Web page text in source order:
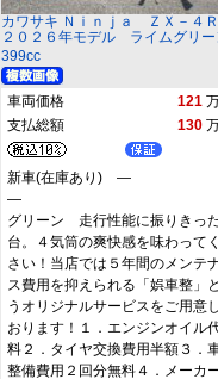
カワサキ Ｎｉｎｊａ ＺＸ－
２０２６年モデル ライムグリー
399cc
車両価格 121
支払総額
130
新車(在庫あり) ―
―
グリーン 走行性能に振りきっ
台。４気筒の爽快感を味わって
さい！当店では５年間のメンテ
ス費用を抑えられる「娯車整」
うオリジナルサービスをご用意
おります！１．エンジンオイル
料２．タイヤ交換費用半額３．
整備費用２回分無料４．メーカ